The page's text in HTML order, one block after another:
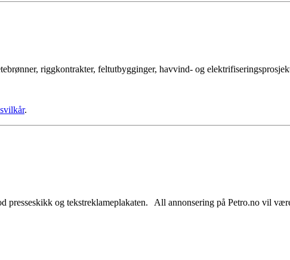
riggkontrakter, feltutbygginger, havvind- og
.
presseskikk og tekstreklameplakaten. All annonsering på Petro.no vil